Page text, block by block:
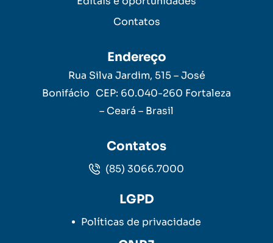
Contatos
Endereço
Rua Silva Jardim, 515 – José
Bonifácio CEP: 60.040-260 Fortaleza
– Ceará – Brasil
Contatos
(85) 3066.7000
LGPD
Políticas de privacidade